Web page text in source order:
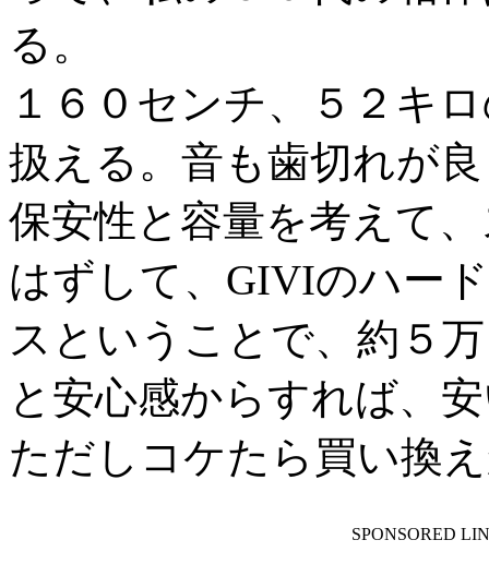
る。
１６０センチ、５２キ
扱える。音も歯切れが
保安性と容量を考えて
はずして、GIVIのハー
スということで、約５
と安心感からすれば、
ただしコケたら買い換
SPONSORED